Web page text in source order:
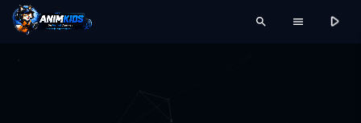
search menu play_arrow